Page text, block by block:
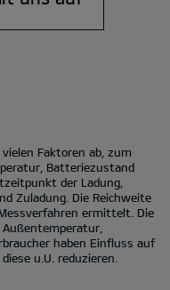
Faktoren ab, zum
Batteriezustand
der Ladung,
Zuladung. Die Reichweite
ermittelt. Die
haben Einfluss auf
u.U. reduzieren.